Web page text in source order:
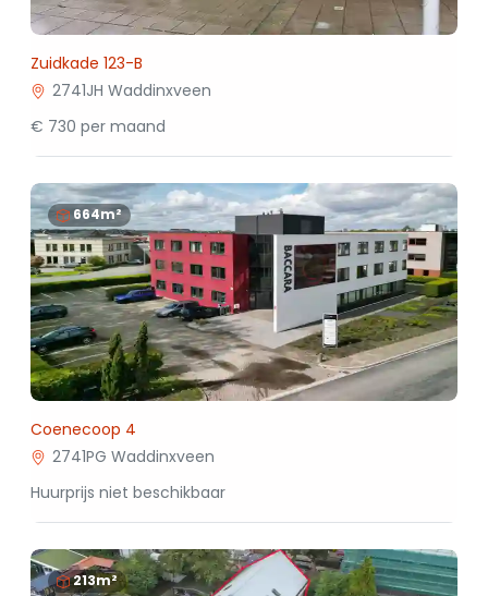
Zuidkade 123-B
2741JH Waddinxveen
€ 730 per maand
664m²
Coenecoop 4
2741PG Waddinxveen
Huurprijs niet beschikbaar
213m²